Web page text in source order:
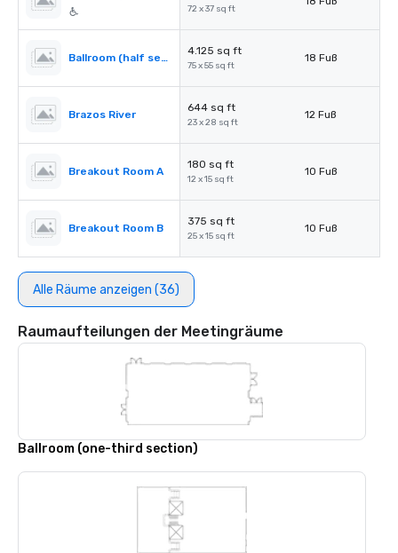
72 x 37 sq ft
Ballroom (half section)
4.125 sq ft
75 x 55 sq ft
18 Fuß
Brazos River
644 sq ft
23 x 28 sq ft
12 Fuß
Breakout Room A
180 sq ft
12 x 15 sq ft
10 Fuß
Breakout Room B
375 sq ft
25 x 15 sq ft
10 Fuß
Alle Räume anzeigen (36)
Raumaufteilungen der Meetingräume
Ballroom (one-third section)